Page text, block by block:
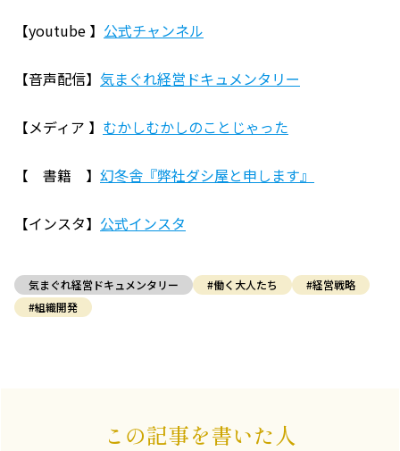
【youtube 】 公式チャンネル
【音声配信】 気まぐれ経営ドキュメンタリー
【メディア 】 むかしむかしのことじゃった
【 書籍 】 幻冬舎『弊社ダシ屋と申します』
【インスタ】 公式インスタ
気まぐれ経営ドキュメンタリー #働く大人たち
#経営戦略
#組織開発
この記事を書いた人